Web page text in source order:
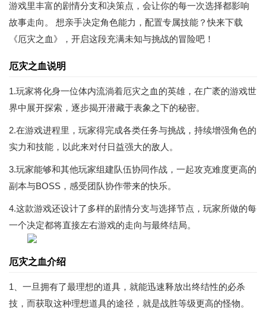
游戏里丰富的剧情分支和决策点，会让你的每一次选择都影响
故事走向。 想亲手决定角色能力，配置专属技能？快来下载
《厄灾之血》，开启这段充满未知与挑战的冒险吧！
厄灾之血说明
1.玩家将化身一位体内流淌着厄灾之血的英雄，在广袤的游戏世
界中展开探索，逐步揭开潜藏于表象之下的秘密。
2.在游戏进程里，玩家得完成各类任务与挑战，持续增强角色的
实力和技能，以此来对付日益强大的敌人。
3.玩家能够和其他玩家组建队伍协同作战，一起攻克难度更高的
副本与BOSS，感受团队协作带来的快乐。
4.这款游戏还设计了多样的剧情分支与选择节点，玩家所做的每
一个决定都将直接左右游戏的走向与最终结局。
厄灾之血介绍
1、一旦拥有了最理想的道具，就能迅速释放出终结性的必杀
技，而获取这种理想道具的途径，就是战胜等级更高的怪物。